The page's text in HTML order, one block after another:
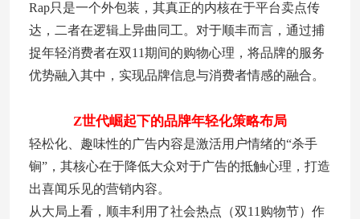
Rap只是一个外包装，其真正的内核在于平台卖点传
达，二者在逻辑上异曲同工。对于顺丰而言，通过捕
捉年轻消费者在双11期间的购物心理，将品牌的服务
优势融入其中，实现品牌信息与消费者情感的融合。
Z世代崛起下的品牌年轻化策略布局
轻松化、趣味性的广告内容是激活用户情绪的“杀手
锏”，其核心在于降低大众对于广告的抵触心理，打造
出喜闻乐见的营销内容。
从大局上看，顺丰利用了社会热点（双11购物节）作